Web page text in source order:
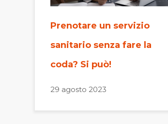
Prenotare un servizio
sanitario senza fare la
coda? Si può!
29 agosto 2023